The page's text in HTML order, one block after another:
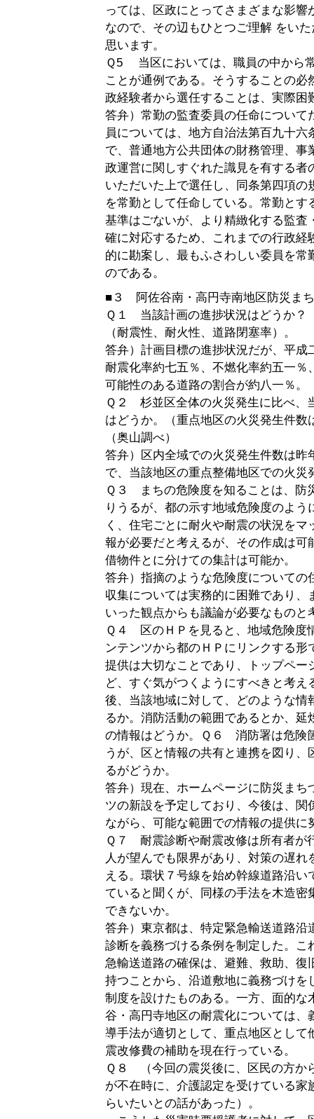
っては、区政にとってさまざまな影響
なので、その辺もひとつご理解 をい
思います。
Ｑ5 当区においては、職員の中から
ことが通例である。そうすることの必
政経験者から選任することは、実際困
答弁）常勤の監査委員の任命について
員については、地方自治法第百九十六
で、普通地方公共団体の財務管理、事
政運営に関しすぐれた識見を有する者
いただいた上で選任し、同条第四項の
を常勤として任命している。常勤とす
基準はごないが、より精緻化する監査
確に対応するため、これまでの行政経
的に勘案し、最もふさわしい委員を常
のである。
■３ 阿佐谷南・高円寺南地区防災ま
Ｑ１ 当該計画の進捗状況はどうか
（耐震性、耐火性、道路閉塞率）。
答弁）計画目標の進捗状況だが、平成
耐震化率約七五％、不燃化率約五一％
可能性のある道路の割合が約八一％。
Ｑ２ 杉並区全体の火災発生に比べ、
はどうか。（重点地区の火災発生件数
（奥山調べ）
答弁）区内全域での火災発生件数は昨
で、当該地区の重点整備地区での火災
Ｑ３ まちの危険度を知ることは、防
りうるが、都の示す地域危険度のよう
く、住宅ごとに耐火や耐震の状況を
報が必要だと考えるが、その作成は可
借物件とに分けての集計は可能か。
答弁）指摘のような危険度についての
収集については実務的に困難であり、
いった観点からも議論が必要なものと
Ｑ４ 区のＨＰを見ると、地域危険度
ンテンツから都のＨＰにリンクする形
提供は大切なことであり、トップペー
ど、すぐ気がつくようにすべきと考
後、当該地域に対して、どのような情
るか。消防活動の範囲であるとか、延
の情報はどうか。Ｑ６ 消防署は危険
うが、区と情報の共有と連携を図り、
るがどうか。
答弁）現在、ホームページに防災まち
ツの新設を予定しており、今後は、関
ながら、可能な範囲での情報の提供に
Ｑ７ 耐震診断や耐震改修は所有者が
人が望んでも限界があり、対策の遅れ
える。環状７号線を始め幹線道路沿い
ていると聞くが、同様の手法を木造密
できないか。
答弁）東京都は、特定緊急輸送道路沿
診断を義務づける条例を制定した。こ
急輸送道路の確保は、避難、救助、復
持つことから、沿道敷地に義務づけを
制度を設けたものある。一方、面的な
谷・高円寺地区の耐震化については、
導手法が適切として、重点地区として
震改修費の補助を現在行っている。
Ｑ８ （今回の震災後に、区民の方か
が不在時に、介護認定を受けている家
らいたいとの話があった）。